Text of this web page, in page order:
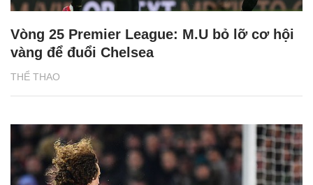
THỂ THAO
Vòng 25 Premier League: M.U bỏ lỡ cơ hội
vàng để đuổi Chelsea